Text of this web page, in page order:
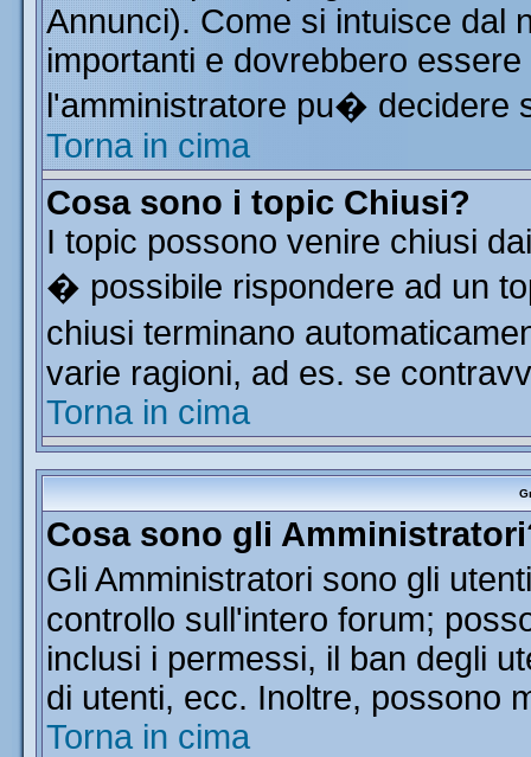
Annunci). Come si intuisce dal
importanti e dovrebbero
l'amministratore pu�
Torna in cima
Cosa sono i topic Chiusi?
I topic possono venire chiusi
� possibile rispondere ad un
chiusi terminano
varie ragioni, ad es. se
Torna in cima
Cosa sono gli
Gli Amministratori sono gli
controllo sull'intero forum;
inclusi i permessi, il ban degli
di utenti, ecc. Inoltre, possono
Torna in cima